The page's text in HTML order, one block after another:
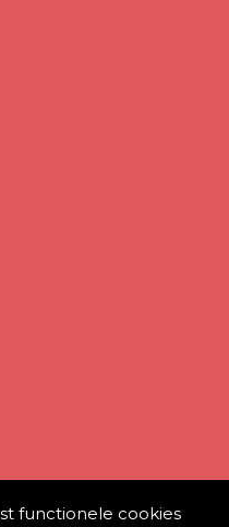
functionele cookies